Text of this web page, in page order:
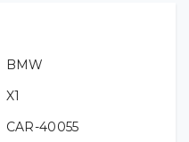
BMW
X1
CAR-40055